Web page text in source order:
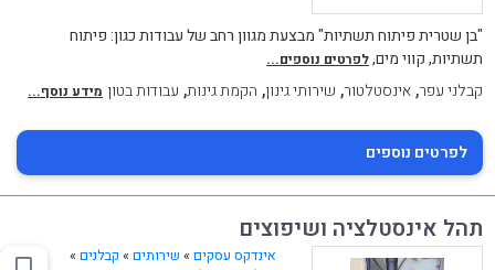
"בן שטרית פיתוח תשתיות" מבצעת מגוון רחב של עבודות כגון: פיתוח
תשתיות, קווי מים,לפרטים נוספים...
קבלני עפר,אינסטלטור, שירותי גינון, הקמת גינות, עבודות בטון מידע נוסף...
לפרטים נוספים
תהל אינסטלציה ושיפוצים
אינדקס עסקים » שירותים» קבלנים»